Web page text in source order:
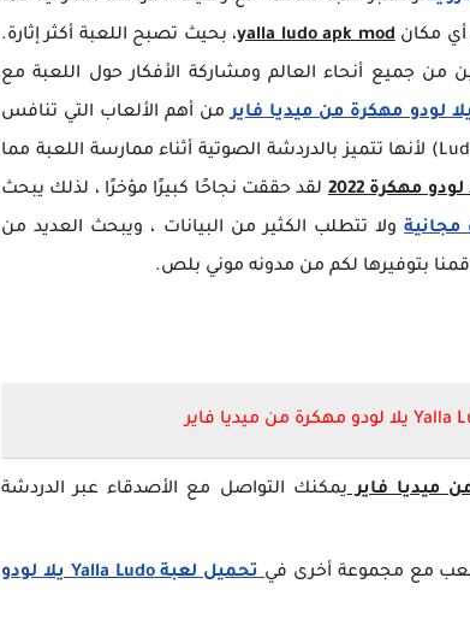
أي مكانyalla ludo apk mod، بحيث تصبح اللعبة أكثر إثارة.
من جميع أنحاء العالم ومشاركة الأفكار حول اللعبة مع
من أهم الألعاب التي تنافس
بها العديد من الألعاب الأخرى (مثل لعبة Ludo Stars) لأنها تتميز بالدردشة الصوتية أثناء ممارسة اللعبة مما
مهكرة 2022
لقد حققت نجاحًا كبيرًا مؤخرًا ، لذلك يبحث
ولا تتطلب الكثير من البيانات ، ويبحث العديد من
قمنا بتوفيرها لكم من مدونه موني بلص.
يمكنك التواصل مع الأصدقاء عبر الدردشة
مع مجموعة أخرى في
تحميل لعبة Yalla Ludo يلا لودو